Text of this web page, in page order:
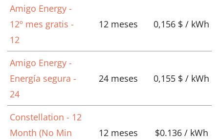
Amigo Energy -
12º mes gratis -
12
12 meses 0,156 $ / kWh
Amigo Energy -
Energía segura -
24
24 meses 0,155 $ / kWh
Constellation - 12
Month (No Min
12 meses $0.136 / kWh